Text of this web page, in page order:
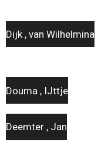
Dijk , van Wilhelmina
Douma , IJttje
Deemter , Jan